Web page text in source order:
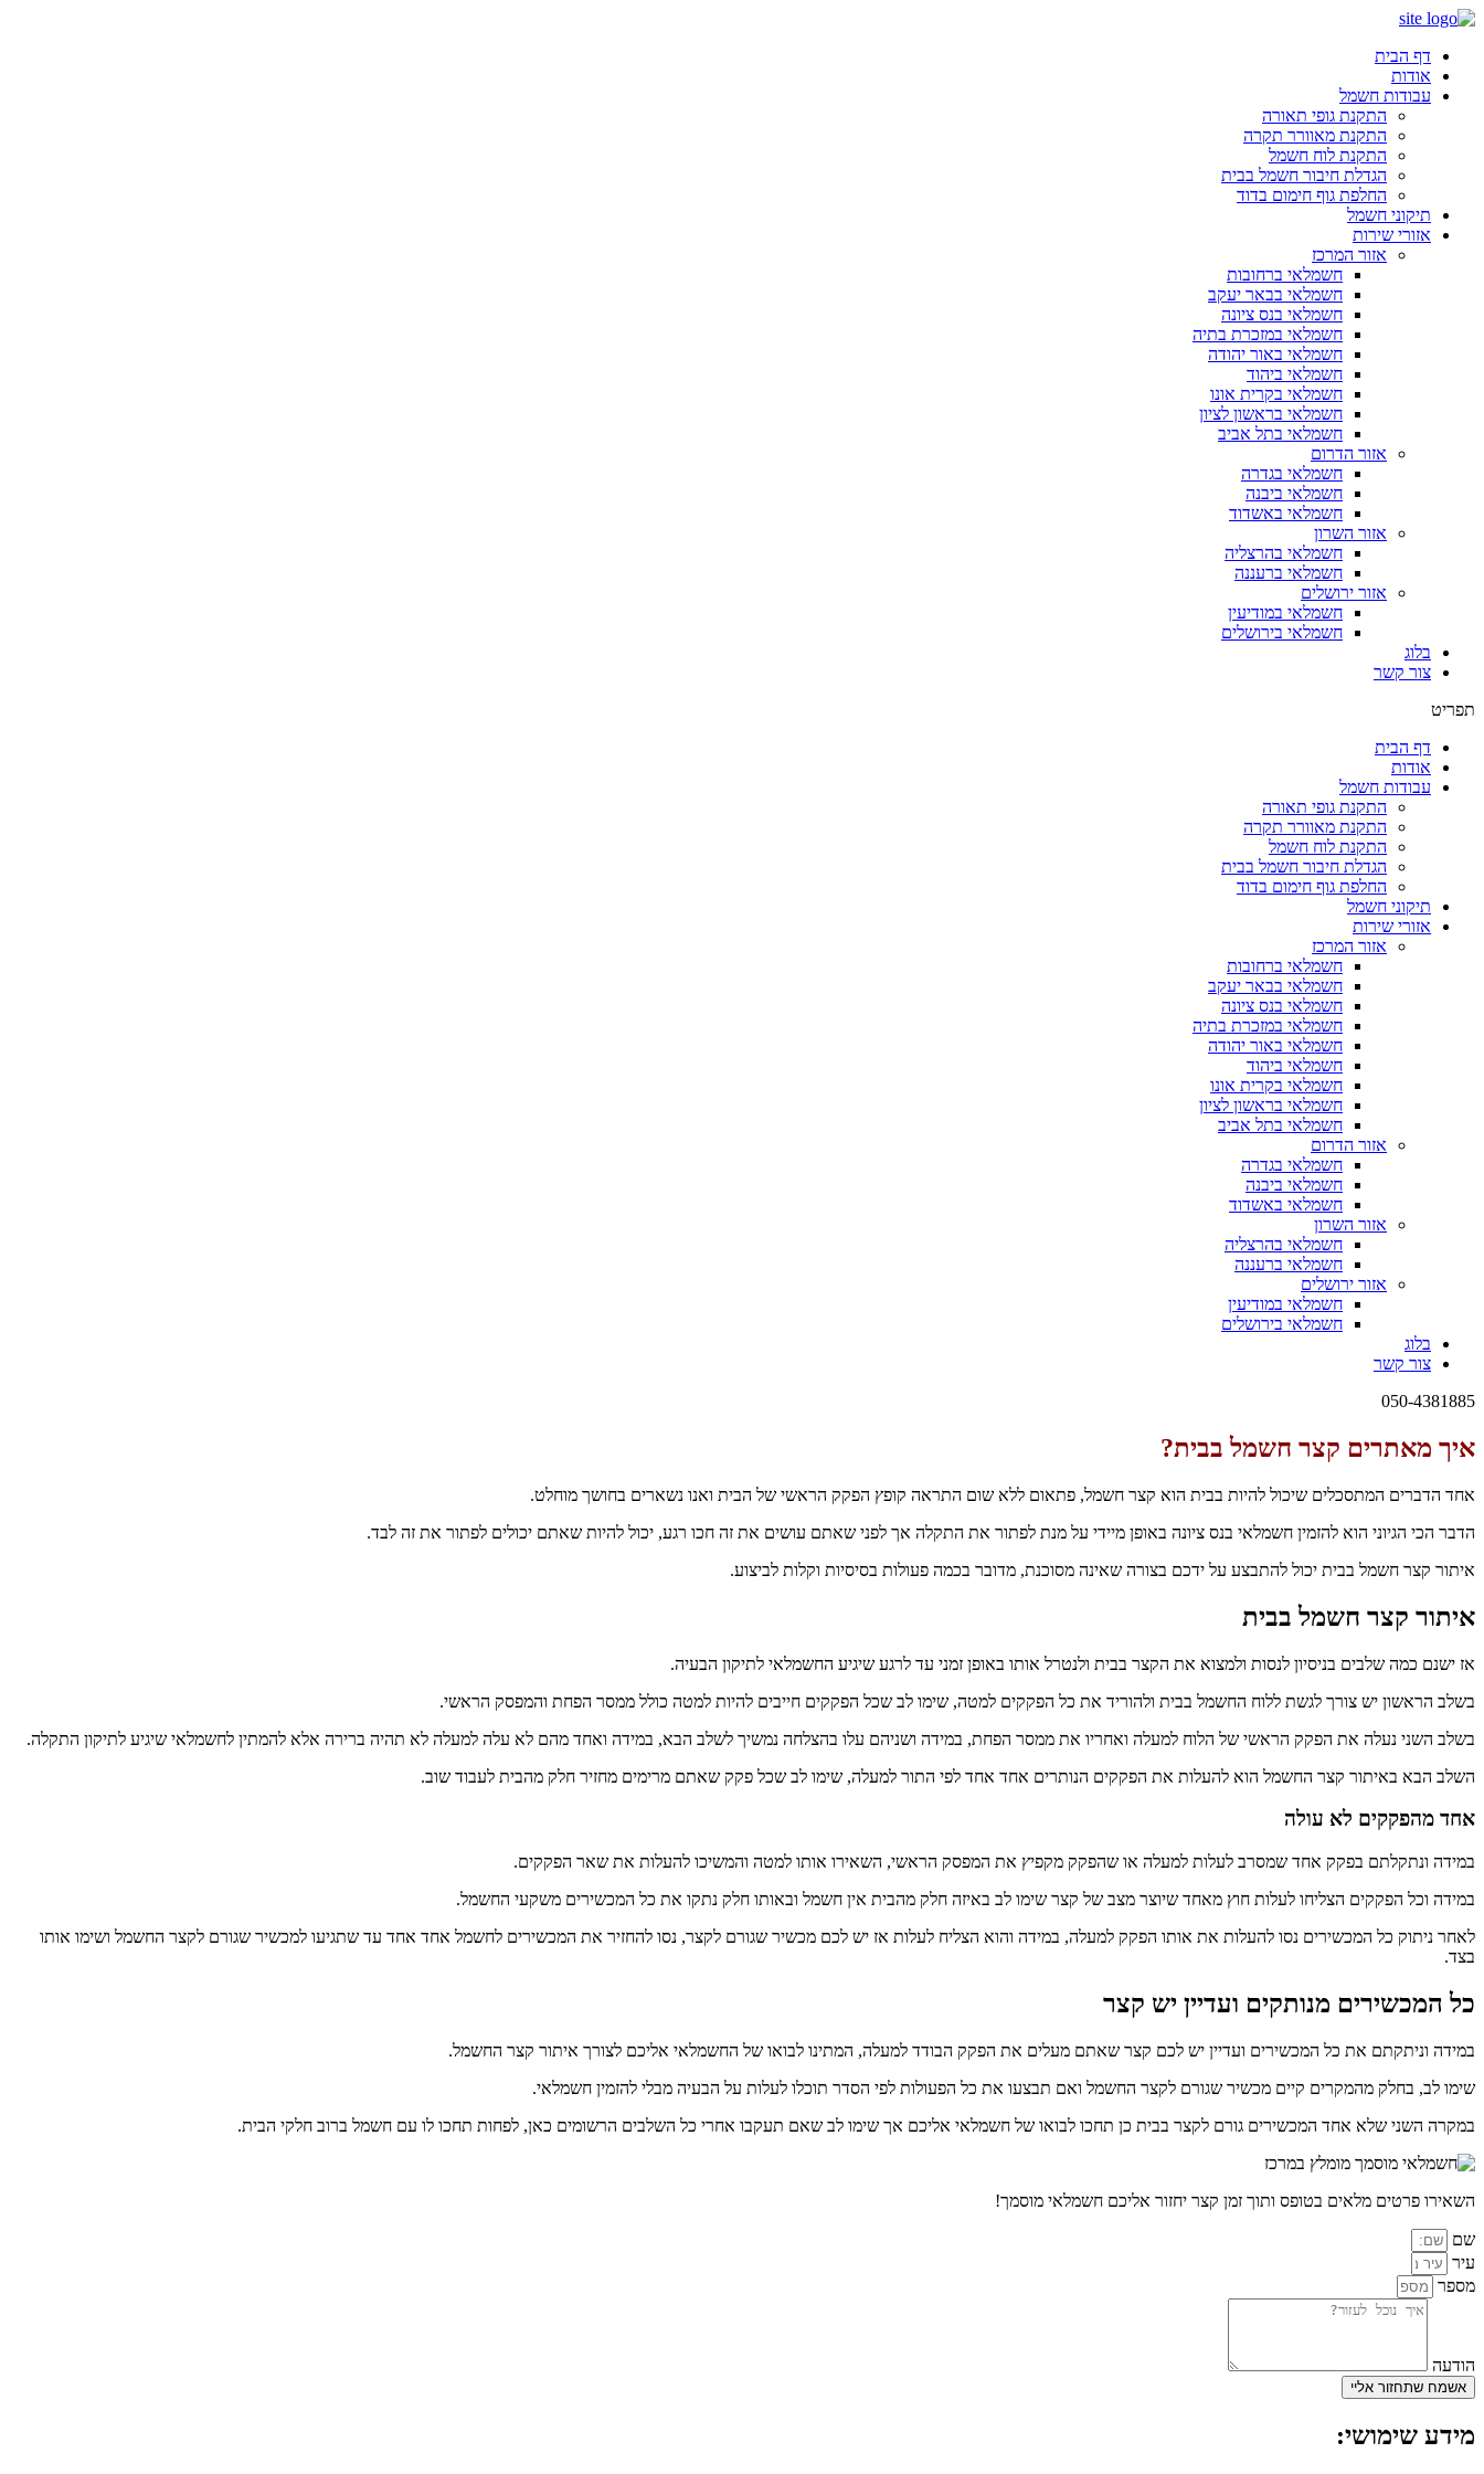
דף הבית
אודות
עבודות חשמל
התקנת גופי תאורה
התקנת מאוורר תקרה
התקנת לוח חשמל
הגדלת חיבור חשמל בבית
החלפת גוף חימום בדוד
תיקוני חשמל
אזורי שירות
אזור המרכז
חשמלאי ברחובות
חשמלאי בבאר יעקב
חשמלאי בנס ציונה
חשמלאי במזכרת בתיה
חשמלאי באור יהודה
חשמלאי ביהוד
חשמלאי בקרית אונו
חשמלאי בראשון לציון
חשמלאי בתל אביב
אזור הדרום
חשמלאי בגדרה
חשמלאי ביבנה
חשמלאי באשדוד
אזור השרון
חשמלאי בהרצליה
חשמלאי ברעננה
אזור ירושלים
חשמלאי במודיעין
חשמלאי בירושלים
בלוג
צור קשר
תפריט
דף הבית
אודות
עבודות חשמל
התקנת גופי תאורה
התקנת מאוורר תקרה
התקנת לוח חשמל
הגדלת חיבור חשמל בבית
החלפת גוף חימום בדוד
תיקוני חשמל
אזורי שירות
אזור המרכז
חשמלאי ברחובות
חשמלאי בבאר יעקב
חשמלאי בנס ציונה
חשמלאי במזכרת בתיה
חשמלאי באור יהודה
חשמלאי ביהוד
חשמלאי בקרית אונו
חשמלאי בראשון לציון
חשמלאי בתל אביב
אזור הדרום
חשמלאי בגדרה
חשמלאי ביבנה
חשמלאי באשדוד
אזור השרון
חשמלאי בהרצליה
חשמלאי ברעננה
אזור ירושלים
חשמלאי במודיעין
חשמלאי בירושלים
בלוג
צור קשר
050-4381885
איך מאתרים קצר חשמל בבית?
אחד הדברים המתסכלים שיכול להיות בבית הוא קצר חשמל, פתאום ללא שום התראה קופץ הפקק הראשי של הבית ואנו נשארים בחושך מוחלט.
הדבר הכי הגיוני הוא להזמין חשמלאי בנס ציונה באופן מיידי על מנת לפתור את התקלה אך לפני שאתם עושים את זה חכו רגע, יכול להיות שאתם יכולים לפתור את זה לבד.
איתור קצר חשמל בבית יכול להתבצע על ידכם בצורה שאינה מסוכנת, מדובר בכמה פעולות בסיסיות וקלות לביצוע.
איתור קצר חשמל בבית
אז ישנם כמה שלבים בניסיון לנסות ולמצוא את הקצר בבית ולנטרל אותו באופן זמני עד לרגע שיגיע החשמלאי לתיקון הבעיה.
בשלב הראשון יש צורך לגשת ללוח החשמל בבית ולהוריד את כל הפקקים למטה, שימו לב שכל הפקקים חייבים להיות למטה כולל ממסר הפחת והמפסק הראשי.
בשלב השני נעלה את הפקק הראשי של הלוח למעלה ואחריו את ממסר הפחת, במידה ושניהם עלו בהצלחה נמשיך לשלב הבא, במידה ואחד מהם לא עלה למעלה לא תהיה ברירה אלא להמתין לחשמלאי שיגיע לתיקון התקלה.
השלב הבא באיתור קצר החשמל הוא להעלות את הפקקים הנותרים אחד אחד לפי התור למעלה, שימו לב שכל פקק שאתם מרימים מחזיר חלק מהבית לעבוד שוב.
אחד מהפקקים לא עולה
במידה ונתקלתם בפקק אחד שמסרב לעלות למעלה או שהפקק מקפיץ את המפסק הראשי, השאירו אותו למטה והמשיכו להעלות את שאר הפקקים.
במידה וכל הפקקים הצליחו לעלות חוץ מאחד שיוצר מצב של קצר שימו לב באיזה חלק מהבית אין חשמל ובאותו חלק נתקו את כל המכשירים משקעי החשמל.
לאחר ניתוק כל המכשירים נסו להעלות את אותו הפקק למעלה, במידה והוא הצליח לעלות אז יש לכם מכשיר שגורם לקצר, נסו להחזיר את המכשירים לחשמל אחד אחד עד שתגיעו למכשיר שגורם לקצר החשמל ושימו אותו
בצד.
כל המכשירים מנותקים ועדיין יש קצר
במידה וניתקתם את כל המכשירים ועדיין יש לכם קצר שאתם מעלים את הפקק הבודד למעלה, המתינו לבואו של החשמלאי אליכם לצורך איתור קצר החשמל.
שימו לב, בחלק מהמקרים קיים מכשיר שגורם לקצר החשמל ואם תבצעו את כל הפעולות לפי הסדר תוכלו לעלות על הבעיה מבלי להזמין חשמלאי.
במקרה השני שלא אחד המכשירים גורם לקצר בבית כן תחכו לבואו של חשמלאי אליכם אך שימו לב שאם תעקבו אחרי כל השלבים הרשומים כאן, לפחות תחכו לו עם חשמל ברוב חלקי הבית.
השאירו פרטים מלאים בטופס ותוך זמן קצר יחזור אליכם חשמלאי מוסמך!
שם
עיר
מספר
הודעה
אשמח שתחזור אליי
מידע שימושי: